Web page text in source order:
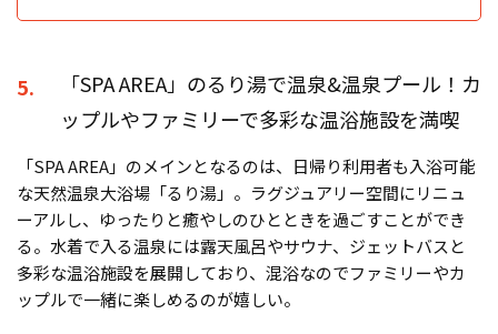
5.
「SPA AREA」のるり湯で温泉&温泉プール！カ
ップルやファミリーで多彩な温浴施設を満喫
「SPA AREA」のメインとなるのは、日帰り利用者も入浴可能
な天然温泉大浴場「るり湯」。ラグジュアリー空間にリニュ
ーアルし、ゆったりと癒やしのひとときを過ごすことができ
る。水着で入る温泉には露天風呂やサウナ、ジェットバスと
多彩な温浴施設を展開しており、混浴なのでファミリーやカ
ップルで一緒に楽しめるのが嬉しい。